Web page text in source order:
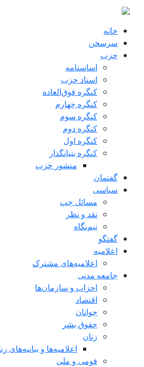
به محتوای اصلی
خانه
سرسخن
حزب
اساسنامه
اسناد حزب
کنگره فوق‌العاده
کنگره چهارم
کنگره سوم
کنگره دوم
کنگره اول
کنگره بنیانگذار
منشور حزب
گفتمان
سياسی
مسائل چپ
نقد و نظر
نیم‌نگاه
گفتگو
اعلاميه
اعلامیه‌های مشترک
جامعه مدنی
احزاب و سازمان‌ها
اقتصاد
جوانان
حقوق بشر
زنان
اعلامیه‌ها و بیانیه‌های زنان
قومی و ملی